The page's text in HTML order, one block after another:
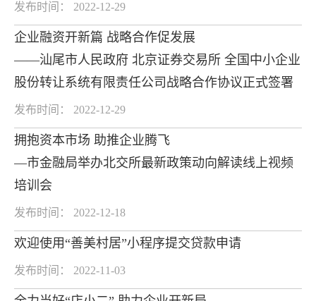
发布时间： 2022-12-29
企业融资开新篇 战略合作促发展
——汕尾市人民政府 北京证券交易所 全国中小企业
股份转让系统有限责任公司战略合作协议正式签署
发布时间： 2022-12-29
拥抱资本市场 助推企业腾飞
—市金融局举办北交所最新政策动向解读线上视频
培训会
发布时间： 2022-12-18
欢迎使用“善美村居”小程序提交贷款申请
发布时间： 2022-11-03